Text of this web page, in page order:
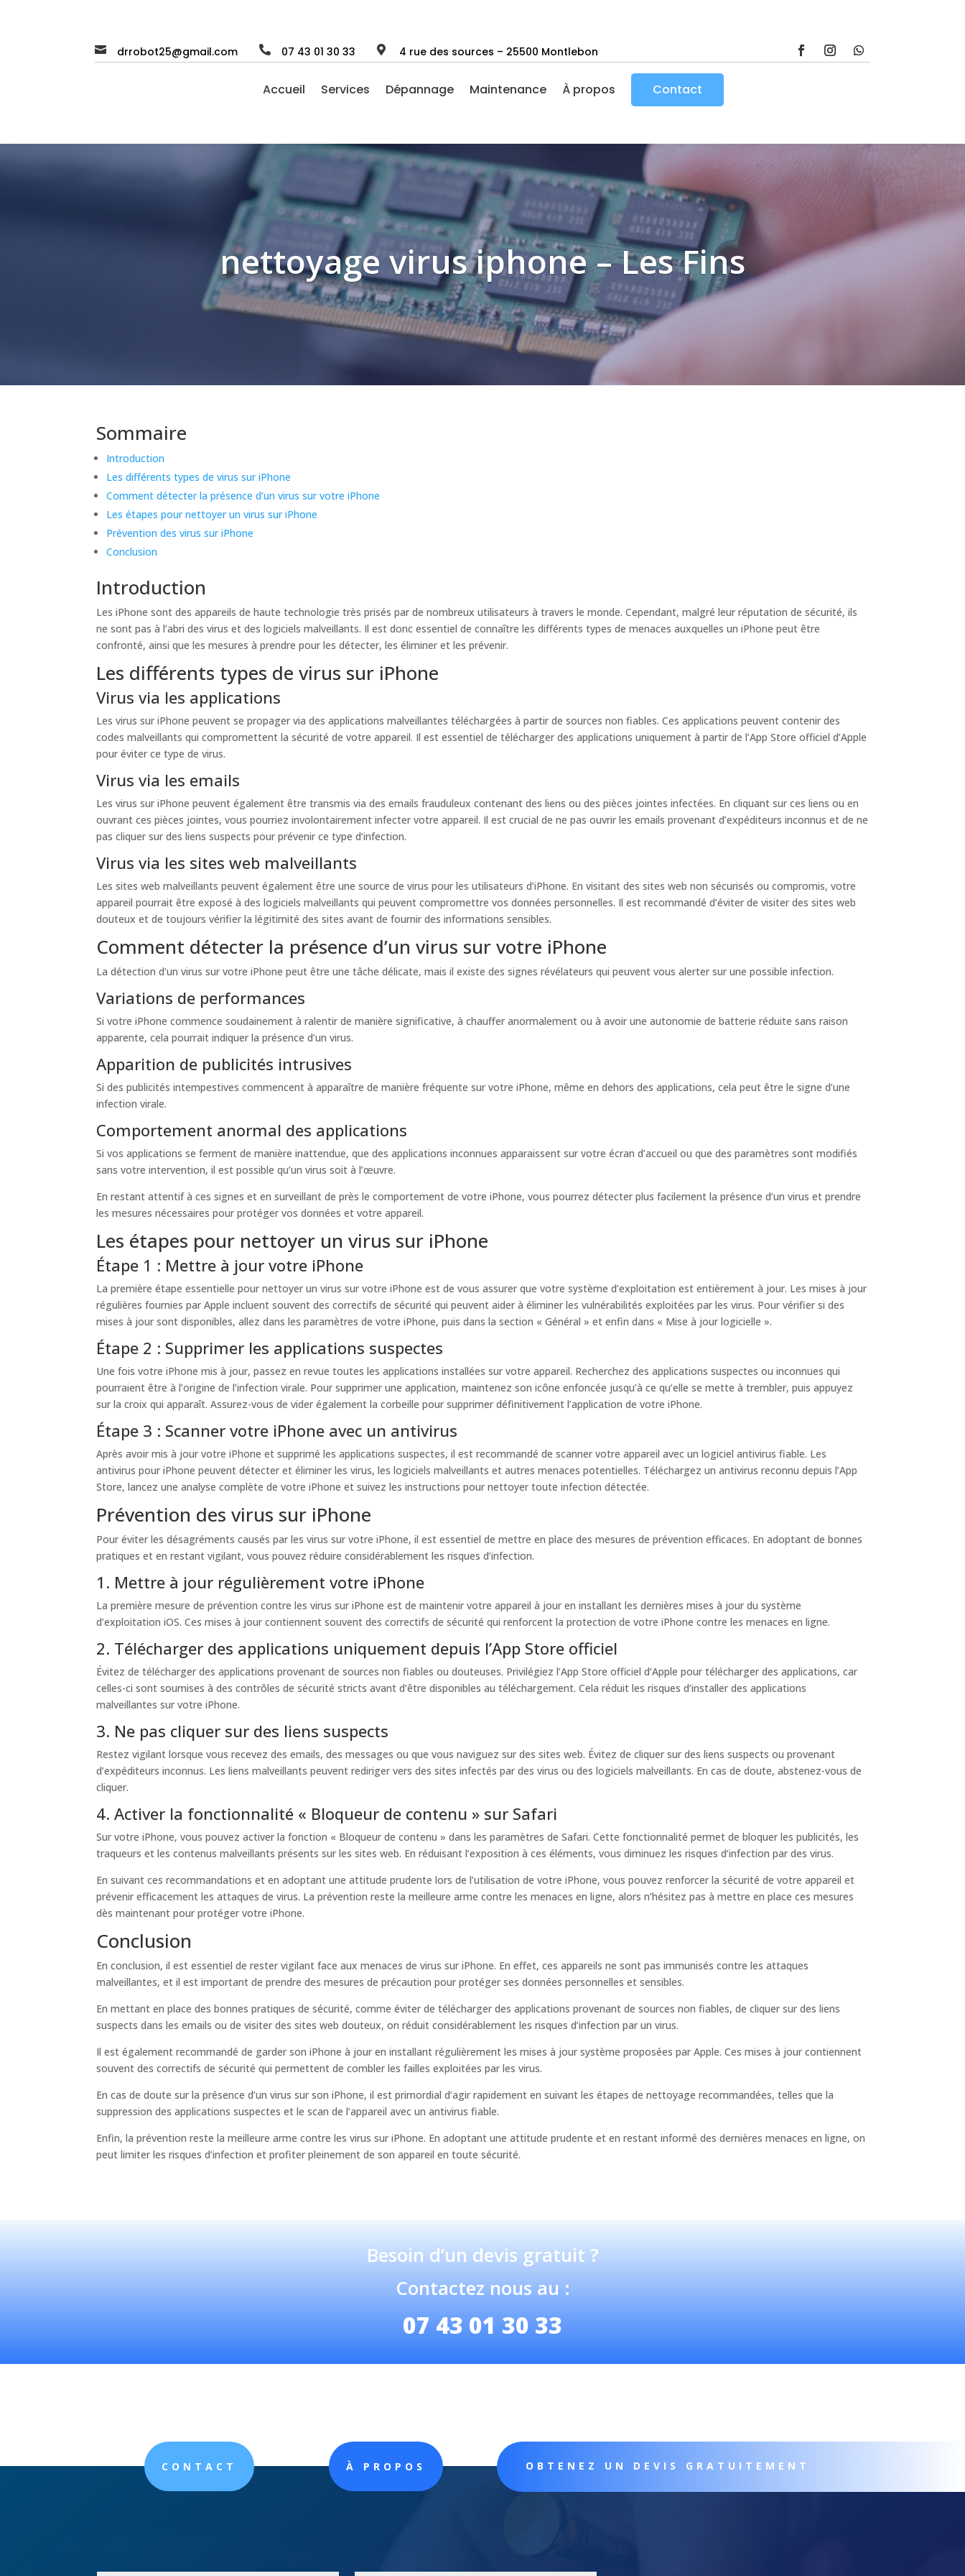
 drrobot25@gmail.com  07 43 01 30 33  4 rue des sources – 25500 Montlebon
Accueil Services Dépannage Maintenance À propos Contact
nettoyage virus iphone – Les Fins
Sommaire
Introduction
Les différents types de virus sur iPhone
Comment détecter la présence d’un virus sur votre iPhone
Les étapes pour nettoyer un virus sur iPhone
Prévention des virus sur iPhone
Conclusion
Introduction
Les iPhone sont des appareils de haute technologie très prisés par de nombreux utilisateurs à travers le monde. Cependant, malgré leur réputation de sécurité, ils
ne sont pas à l’abri des virus et des logiciels malveillants. Il est donc essentiel de connaître les différents types de menaces auxquelles un iPhone peut être
confronté, ainsi que les mesures à prendre pour les détecter, les éliminer et les prévenir.
Les différents types de virus sur iPhone
Virus via les applications
Les virus sur iPhone peuvent se propager via des applications malveillantes téléchargées à partir de sources non fiables. Ces applications peuvent contenir des
codes malveillants qui compromettent la sécurité de votre appareil. Il est essentiel de télécharger des applications uniquement à partir de l’App Store officiel d’Apple
pour éviter ce type de virus.
Virus via les emails
Les virus sur iPhone peuvent également être transmis via des emails frauduleux contenant des liens ou des pièces jointes infectées. En cliquant sur ces liens ou en
ouvrant ces pièces jointes, vous pourriez involontairement infecter votre appareil. Il est crucial de ne pas ouvrir les emails provenant d’expéditeurs inconnus et de ne
pas cliquer sur des liens suspects pour prévenir ce type d’infection.
Virus via les sites web malveillants
Les sites web malveillants peuvent également être une source de virus pour les utilisateurs d’iPhone. En visitant des sites web non sécurisés ou compromis, votre
appareil pourrait être exposé à des logiciels malveillants qui peuvent compromettre vos données personnelles. Il est recommandé d’éviter de visiter des sites web
douteux et de toujours vérifier la légitimité des sites avant de fournir des informations sensibles.
Comment détecter la présence d’un virus sur votre iPhone
La détection d’un virus sur votre iPhone peut être une tâche délicate, mais il existe des signes révélateurs qui peuvent vous alerter sur une possible infection.
Variations de performances
Si votre iPhone commence soudainement à ralentir de manière significative, à chauffer anormalement ou à avoir une autonomie de batterie réduite sans raison
apparente, cela pourrait indiquer la présence d’un virus.
Apparition de publicités intrusives
Si des publicités intempestives commencent à apparaître de manière fréquente sur votre iPhone, même en dehors des applications, cela peut être le signe d’une
infection virale.
Comportement anormal des applications
Si vos applications se ferment de manière inattendue, que des applications inconnues apparaissent sur votre écran d’accueil ou que des paramètres sont modifiés
sans votre intervention, il est possible qu’un virus soit à l’œuvre.
En restant attentif à ces signes et en surveillant de près le comportement de votre iPhone, vous pourrez détecter plus facilement la présence d’un virus et prendre
les mesures nécessaires pour protéger vos données et votre appareil.
Les étapes pour nettoyer un virus sur iPhone
Étape 1 : Mettre à jour votre iPhone
La première étape essentielle pour nettoyer un virus sur votre iPhone est de vous assurer que votre système d’exploitation est entièrement à jour. Les mises à jour
régulières fournies par Apple incluent souvent des correctifs de sécurité qui peuvent aider à éliminer les vulnérabilités exploitées par les virus. Pour vérifier si des
mises à jour sont disponibles, allez dans les paramètres de votre iPhone, puis dans la section « Général » et enfin dans « Mise à jour logicielle ».
Étape 2 : Supprimer les applications suspectes
Une fois votre iPhone mis à jour, passez en revue toutes les applications installées sur votre appareil. Recherchez des applications suspectes ou inconnues qui
pourraient être à l’origine de l’infection virale. Pour supprimer une application, maintenez son icône enfoncée jusqu’à ce qu’elle se mette à trembler, puis appuyez
sur la croix qui apparaît. Assurez-vous de vider également la corbeille pour supprimer définitivement l’application de votre iPhone.
Étape 3 : Scanner votre iPhone avec un antivirus
Après avoir mis à jour votre iPhone et supprimé les applications suspectes, il est recommandé de scanner votre appareil avec un logiciel antivirus fiable. Les
antivirus pour iPhone peuvent détecter et éliminer les virus, les logiciels malveillants et autres menaces potentielles. Téléchargez un antivirus reconnu depuis l’App
Store, lancez une analyse complète de votre iPhone et suivez les instructions pour nettoyer toute infection détectée.
Prévention des virus sur iPhone
Pour éviter les désagréments causés par les virus sur votre iPhone, il est essentiel de mettre en place des mesures de prévention efficaces. En adoptant de bonnes
pratiques et en restant vigilant, vous pouvez réduire considérablement les risques d’infection.
1. Mettre à jour régulièrement votre iPhone
La première mesure de prévention contre les virus sur iPhone est de maintenir votre appareil à jour en installant les dernières mises à jour du système
d’exploitation iOS. Ces mises à jour contiennent souvent des correctifs de sécurité qui renforcent la protection de votre iPhone contre les menaces en ligne.
2. Télécharger des applications uniquement depuis l’App Store officiel
Évitez de télécharger des applications provenant de sources non fiables ou douteuses. Privilégiez l’App Store officiel d’Apple pour télécharger des applications, car
celles-ci sont soumises à des contrôles de sécurité stricts avant d’être disponibles au téléchargement. Cela réduit les risques d’installer des applications
malveillantes sur votre iPhone.
3. Ne pas cliquer sur des liens suspects
Restez vigilant lorsque vous recevez des emails, des messages ou que vous naviguez sur des sites web. Évitez de cliquer sur des liens suspects ou provenant
d’expéditeurs inconnus. Les liens malveillants peuvent rediriger vers des sites infectés par des virus ou des logiciels malveillants. En cas de doute, abstenez-vous de
cliquer.
4. Activer la fonctionnalité « Bloqueur de contenu » sur Safari
Sur votre iPhone, vous pouvez activer la fonction « Bloqueur de contenu » dans les paramètres de Safari. Cette fonctionnalité permet de bloquer les publicités, les
traqueurs et les contenus malveillants présents sur les sites web. En réduisant l’exposition à ces éléments, vous diminuez les risques d’infection par des virus.
En suivant ces recommandations et en adoptant une attitude prudente lors de l’utilisation de votre iPhone, vous pouvez renforcer la sécurité de votre appareil et
prévenir efficacement les attaques de virus. La prévention reste la meilleure arme contre les menaces en ligne, alors n’hésitez pas à mettre en place ces mesures
dès maintenant pour protéger votre iPhone.
Conclusion
En conclusion, il est essentiel de rester vigilant face aux menaces de virus sur iPhone. En effet, ces appareils ne sont pas immunisés contre les attaques
malveillantes, et il est important de prendre des mesures de précaution pour protéger ses données personnelles et sensibles.
En mettant en place des bonnes pratiques de sécurité, comme éviter de télécharger des applications provenant de sources non fiables, de cliquer sur des liens
suspects dans les emails ou de visiter des sites web douteux, on réduit considérablement les risques d’infection par un virus.
Il est également recommandé de garder son iPhone à jour en installant régulièrement les mises à jour système proposées par Apple. Ces mises à jour contiennent
souvent des correctifs de sécurité qui permettent de combler les failles exploitées par les virus.
En cas de doute sur la présence d’un virus sur son iPhone, il est primordial d’agir rapidement en suivant les étapes de nettoyage recommandées, telles que la
suppression des applications suspectes et le scan de l’appareil avec un antivirus fiable.
Enfin, la prévention reste la meilleure arme contre les virus sur iPhone. En adoptant une attitude prudente et en restant informé des dernières menaces en ligne, on
peut limiter les risques d’infection et profiter pleinement de son appareil en toute sécurité.
Besoin d’un devis gratuit ?
Contactez nous au :
07 43 01 30 33
CONTACT À PROPOS OBTENEZ UN DEVIS GRATUITEMENT